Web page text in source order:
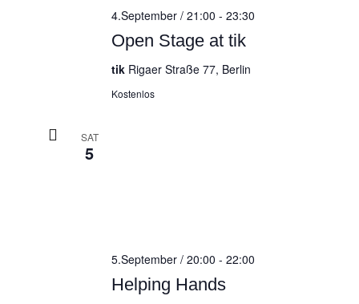
Open Stage at tik
4.September / 21:00 - 23:30
tik Rigaer Straße 77, Berlin
Kostenlos
SAT
5
Helping Hands
5.September / 20:00 - 22:00